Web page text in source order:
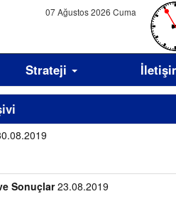
07 Ağustos 2026 Cuma
Strateji
Sonuçlar23.08.2019